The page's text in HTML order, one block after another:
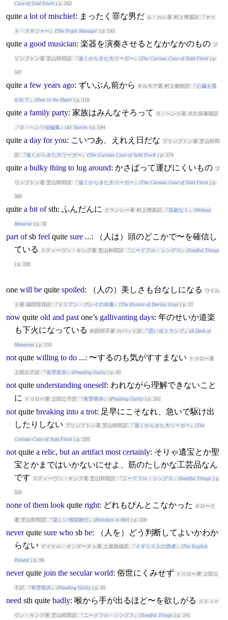
Case of Sidd Finch) p. 263
quite a lot of mischief: まったく罪な男だ ル・カレ著 村上博基訳 『ナイ
ト・マネジャー 』(The Night Manager) p. 243
quite a good musician: 楽器を演奏させるとなかなかのもの プ
リンプトン著 芝山幹郎訳 『遠くからきた大リーガー 』(The Curious Case of Sidd Finch) p.
347
quite a few years ago: ずいぶん前から ギルモア著 村上春樹訳 『心臓を貫
かれて 』(Shot in the Heart) p. 110
quite a family party: 家族はみんなそろって Ｏ・ヘンリ著 大久保康雄訳
『 Ｏ・ヘンリ短編集』(41 Stories) p. 144
quite a day for you: こいつあ、えれえ日だな プリンプトン著 芝山幹郎
訳 『遠くからきた大リーガー 』(The Curious Case of Sidd Finch) p. 374
quite a bulky thing to lug around: かさばって運びにくいもの プ
リンプトン著 芝山幹郎訳 『遠くからきた大リーガー 』(The Curious Case of Sidd Finch) p.
360
quite a bit ofsth: ふんだんに クランシー著 村上博基訳 『容赦なく 』(Without
Remorse) p. 30
part ofsb feel quite sure...: （人は）頭のどこかで〜を確信し
ている
スティーヴン・キング著 芝山幹郎訳 『 ニードフル・シングス 』(Needful Things
) p. 288
one will be quite spoiled: （人の）美しさも台なしになる ワイル
ド著 福田恆存訳 『 ドリアン・グレイの肖像』(The Picture of Dorian Gray) p. 37
now quite old and pastone’s gallivanting days: 年のせいか道楽
も下火になっている 向田邦子著 カバット訳 『思い出トランプ』(A Deck of
Memories) p. 116
not quite willing to do...: 〜するのも気がすすまない トゥロー著
上田公子訳 『有罪答弁』(Pleading Guilty) p. 85
not quite understanding oneself: われながら理解できないこと
に
トゥロー著 上田公子訳 『有罪答弁』(Pleading Guilty) p. 202
not quite breaking into a trot: 足早にこそなれ、急いで駆け出
したりしない プリンプトン著 芝山幹郎訳 『遠くからきた大リーガー 』(The
Curious Case of Sidd Finch) p. 293
not quite a relic, but an artifact most certainly: そりゃ遺宝とか聖
宝とかまではいかないにせよ、筋のたしかな工芸品なん
です スティーヴン・キング著 芝山幹郎訳 『 ニードフル・シングス 』(Needful Things) p.
326
none of them look quite right: どれもぴんとこなかった オローク
著 芝山幹郎訳 『楽しい地獄旅行』(Holidays in Hell) p. 200
never quite sure whosb be: （人を）どう判断してよいかわか
らない マイケル・オンダーチェ著 土屋政雄訳 『 イギリス人の患者』(The English
Patient) p. 96
never quite join the secular world: 俗世にくみせず トゥロー著 上田公
子訳 『有罪答弁』(Pleading Guilty) p. 93
need sth quite badly: 喉から手が出るほど〜を欲しがる スティー
ヴン・キング著 芝山幹郎訳 『 ニードフル・シングス 』(Needful Things) p. 241